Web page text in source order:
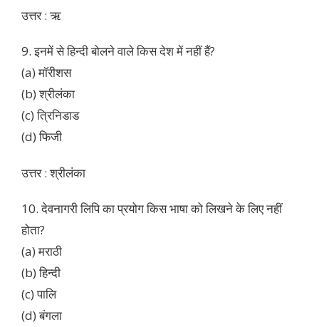
उत्तर : ऋ
9. इनमें से हिन्दी बोलने वाले किस देश में नहीं हैं?
(a) मॉरीशस
(b) श्रीलंका
(c) त्रिनिडाड
(d) फिजी
उत्तर : श्रीलंका
10. देवनागरी लिपि का प्रयोग किस भाषा को लिखने के लिए नहीं
होता?
(a) मराठी
(b) हिन्दी
(c) पालि
(d) बंगला